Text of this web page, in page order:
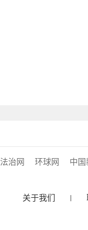
法治网 环球网 中国
关于我们